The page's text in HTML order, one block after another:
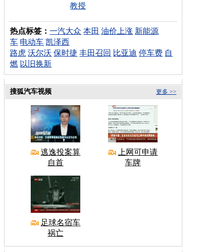
教授
热点标签：一汽大众 本田 油价上涨 新能源
车 电动车 凯泽西
路虎 沃尔沃 保时捷 丰田召回 比亚迪 停车费 自
燃 以旧换新
更多 >>
搜狐汽车视频
逃逸投案算
自首
上网可申请
车牌
足球名宿车
祸亡